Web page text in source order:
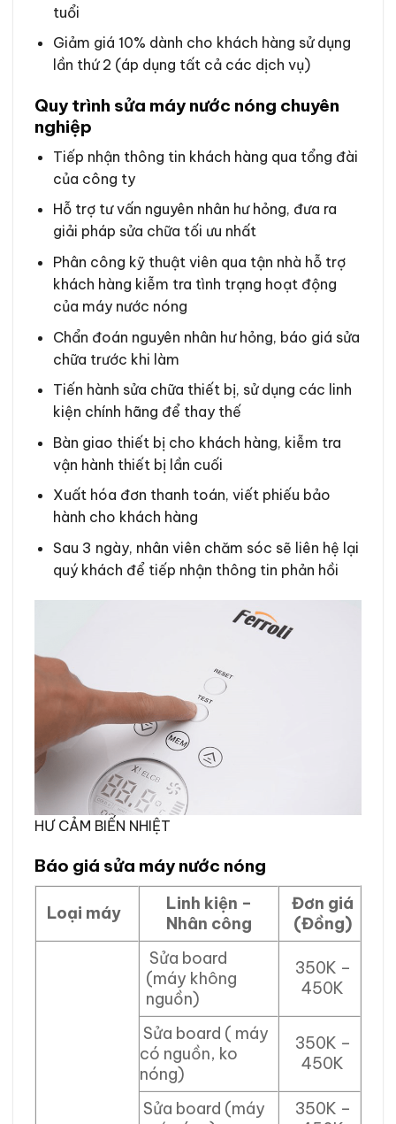
tuổi
Giảm giá 10% dành cho khách hàng sử dụng
lần thứ 2 (áp dụng tất cả các dịch vụ)
Quy trình sửa máy nước nóng chuyên
nghiệp
Tiếp nhận thông tin khách hàng qua tổng đài
của công ty
Hỗ trợ tư vấn nguyên nhân hư hỏng, đưa ra
giải pháp sửa chữa tối ưu nhất
Phân công kỹ thuật viên qua tận nhà hỗ trợ
khách hàng kiễm tra tình trạng hoạt động
của máy nước nóng
Chẩn đoán nguyên nhân hư hỏng, báo giá sửa
chữa trước khi làm
Tiến hành sửa chữa thiết bị, sử dụng các linh
kiện chính hãng để thay thế
Bàn giao thiết bị cho khách hàng, kiễm tra
vận hành thiết bị lần cuối
Xuất hóa đơn thanh toán, viết phiếu bảo
hành cho khách hàng
Sau 3 ngày, nhân viên chăm sóc sẽ liên hệ lại
quý khách để tiếp nhận thông tin phản hồi
HƯ CẢM BIẾN NHIỆT
Báo giá sửa máy nước nóng
Loại máy
Linh kiện –
Nhân công
Đơn giá
(Đồng)
Sửa board
(máy không
nguồn)
350K –
450K
Sửa board ( máy
có nguồn, ko
nóng)
350K –
450K
Sửa board (máy
350K –